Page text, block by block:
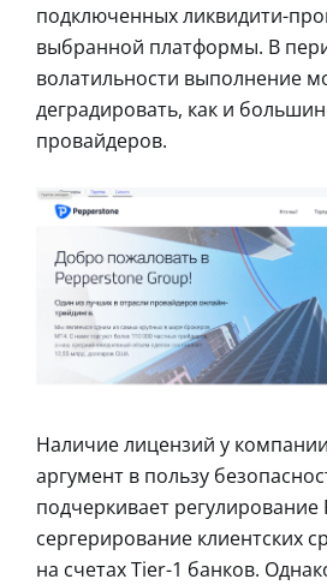
подключенных ликвидити-
выбранной платформы. В
волатильности выполнение
деградировать, как и
провайдеров.
Наличие лицензий у
аргумент в пользу
подчеркивает регулирование
сергерирование клиентских
на счетах Tier-1 банков.